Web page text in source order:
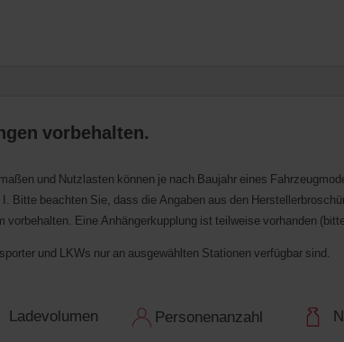
vorbehalten.
und Nutzlasten können je nach Baujahr eines
Bitte beachten Sie, dass die Angaben aus den
vorbehalten. Eine Anhängerkupplung ist teilweise vorhanden
und LKWs nur an ausgewählten Stationen verfügbar sind.
Ladevolumen Personenanzahl